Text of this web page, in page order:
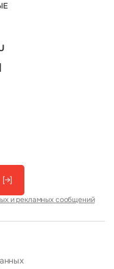
[→]
и рекламных сообщений